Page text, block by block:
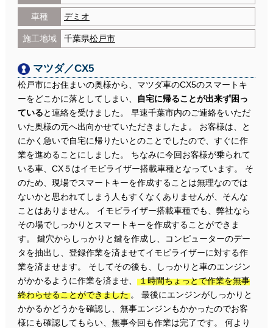
車種 デミオ
施工地域 千葉県松戸市
マツダ／CX5
松戸市にお住まいの奥様から、マツダ車のCX5のスマートキ
ーをどこかに落としてしまい、
自宅に帰ることが出来ず困っ
ていると連絡を受けました。 早速千葉市内のご連絡をいただ
いた奥様の元へ出向かせていただきましたよ。 お客様は、と
にかく急いで自宅に帰りたいとのことでしたので、すぐに作
業を進めることにしました。 ちなみに今回お客様が乗られて
いる車、CX５はイモビライザー搭載車種となっています。 そ
のため、現場でスマートキーを作成することは無理なのでは
ないかと思われてしまう人もすくなくありませんが、そんな
ことはありません。 イモビライザー搭載車種でも、弊社なら
その場でしっかりとスマートキーを作成することができま
す。 鍵穴からしっかりと鍵を作成し、コンピューターのデー
タを抽出し、登録作業を済ませてイモビライザーに対する作
業を済ませます。 そしてその後も、しっかりと車のエンジン
がかかるように作業を済ませ、
１時間ちょっとで作業を無事
終わらせることができました。 最後にエンジンがしっかりと
かかるかどうかを確認し、無事エンジンもかかったのでお客
様にも確認してもらい、無事今回も作業は完了です。 何より